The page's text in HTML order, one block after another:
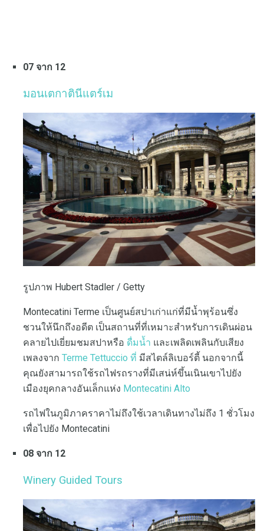
07 จาก 12
มอนเตกาตินีแตร์เม
รูปภาพ Hubert Stadler / Getty
Montecatini Terme เป็นศูนย์สปาเก่าแก่ที่มีน้ำพุร้อนซึ่ง
ชวนให้นึกถึงอดีต เป็นสถานที่ที่เหมาะสำหรับการเดินผ่อน
คลายไปเยี่ยมชมสปาหรือ ดื่มน้ำ และเพลิดเพลินกับเสียง
เพลงจาก Terme Tettuccio ที่ มีสไตล์ลิเบอร์ตี้ นอกจากนี้
คุณยังสามารถใช้รถไฟรถรางที่มีเสน่ห์ขึ้นเนินเขาไปยัง
เมืองยุคกลางอันเล็กแห่ง Montecatini Alto
รถไฟในภูมิภาคราคาไม่ถึงใช้เวลาเดินทางไม่ถึง 1 ชั่วโมง
เพื่อไปยัง Montecatini
08 จาก 12
Winery Guided Tours